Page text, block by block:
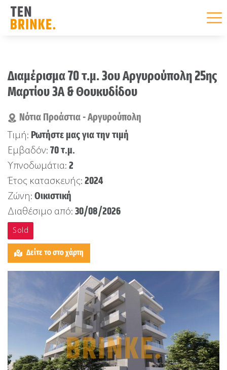
content
Διαμέρισμα 70 τ.μ. 3ου Αργυρούπολη 25ης
Μαρτίου 3Α & Θουκυδίδου
Νότια Προάστια - Αργυρούπολη
Τιμή: Ρωτήστε μας για την τιμή
Εμβαδόν: 70 τ.μ.
Υπνοδωμάτια: 2
Έτος κατασκευής: 2024
Ζώνη: Οικιστική
Διαθέσιμο από: 30/08/2026
Sold
Δείτε το στο χάρτη